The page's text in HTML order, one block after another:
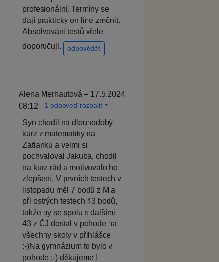
profesionální. Termíny se
dají prakticky on line změnit.
Absolvování testů vřele
doporučuji.
odpovědět
Alena Merhautová – 17.5.2024
08:12
1 odpoveď rozbalit
Syn chodil na dlouhodobý
kurz z matematiky na
Zatlanku a velmi si
pochvaloval Jakuba, chodil
na kurz rád a motivovalo ho
zlepšení. V prvních testech v
listopadu měl 7 bodů z M a
při ostrých testech 43 bodů,
takže by se spolu s dalšími
43 z ČJ dostal v pohode na
všechny skoly v přihlášce
:-)Na gymnázium to bylo v
pohode :-) děkujeme !